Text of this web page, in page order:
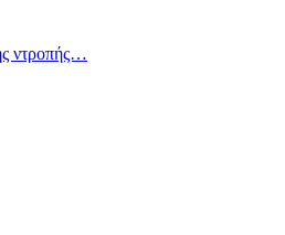
ντροπής…